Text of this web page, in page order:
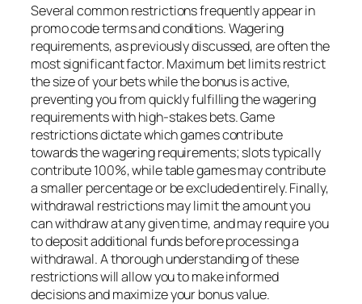
Several common restrictions frequently appear in
promo code terms and conditions. Wagering
requirements, as previously discussed, are often the
most significant factor. Maximum bet limits restrict
the size of your bets while the bonus is active,
preventing you from quickly fulfilling the wagering
requirements with high-stakes bets. Game
restrictions dictate which games contribute
towards the wagering requirements; slots typically
contribute 100%, while table games may contribute
a smaller percentage or be excluded entirely. Finally,
withdrawal restrictions may limit the amount you
can withdraw at any given time, and may require you
to deposit additional funds before processing a
withdrawal. A thorough understanding of these
restrictions will allow you to make informed
decisions and maximize your bonus value.